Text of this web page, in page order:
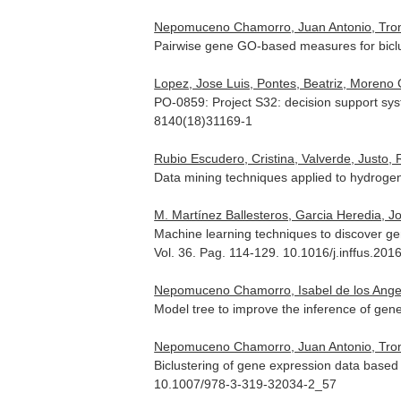
Nepomuceno Chamorro, Juan Antonio,
Pairwise gene GO-based measures for
Lopez, Jose Luis, Pontes, Beatriz,
PO-0859: Project S32: decision support
8140(18)31169-1
Rubio Escudero, Cristina, Valverde,
Data mining techniques applied to
M. Martínez Ballesteros, Garcia Heredia,
Machine learning techniques to discover
Vol. 36. Pag. 114-129. 10.1016/
Nepomuceno Chamorro, Isabel de los
Model tree to improve the inference of
Nepomuceno Chamorro, Juan Antonio,
Biclustering of gene expression data
10.1007/978-3-319-32034-2_57